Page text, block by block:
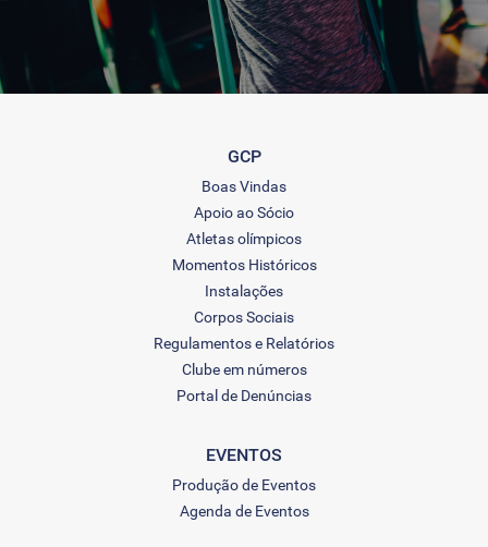
GCP
Boas Vindas
Apoio ao Sócio
Atletas olímpicos
Momentos Históricos
Instalações
Corpos Sociais
Regulamentos e Relatórios
Clube em números
Portal de Denúncias
EVENTOS
Produção de Eventos
Agenda de Eventos